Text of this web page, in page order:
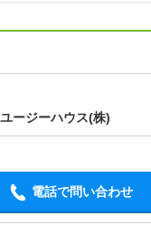
ージーハウス(株)
電話で問い合わせ